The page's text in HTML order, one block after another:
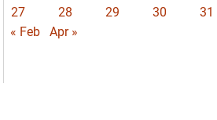
27
28 29 30
31
« Feb
Apr »